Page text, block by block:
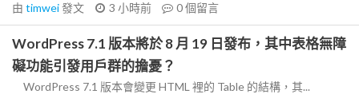
由 timwei發文 3 小時前 0個留言
WordPress 7.1 版本將於 8 月 19 日發布，其中表格無障
礙功能引發用戶群的擔憂？
WordPress 7.1 版本會變更 HTML 裡的 Table 的結構，其...